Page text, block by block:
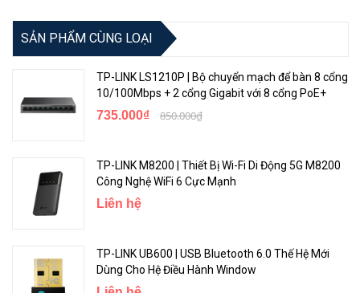
SẢN PHẨM CÙNG LOẠI
TP-LINK LS1210P | Bộ chuyển mạch để bàn 8 cổng
10/100Mbps + 2 cổng Gigabit với 8 cổng PoE+
735.000₫ 850.000₫
TP-LINK M8200 | Thiết Bị Wi-Fi Di Động 5G M8200
Công Nghệ WiFi 6 Cực Mạnh
Liên hệ
TP-LINK UB600 | USB Bluetooth 6.0 Thế Hệ Mới
Dùng Cho Hệ Điều Hành Window